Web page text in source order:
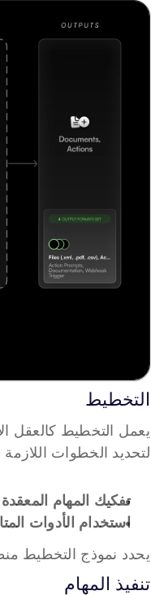
التخطيط
يعمل التخطيط كالعقل
لتحديد الخطوات
تفكيك المهام
استخدام الأدوات
يحدد نموذج التخطيط
تنفيذ المهام